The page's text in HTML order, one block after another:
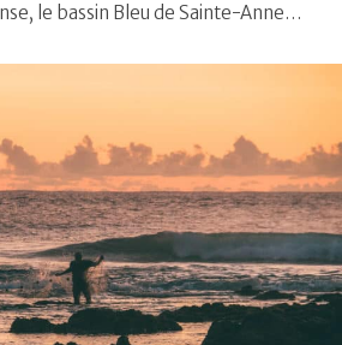
le bassin Bleu de Sainte-Anne…